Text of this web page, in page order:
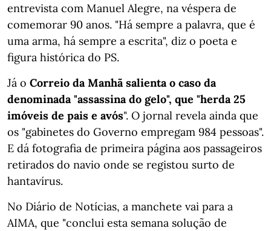
entrevista com Manuel Alegre, na véspera de
comemorar 90 anos. "Há sempre a palavra, que é
uma arma, há sempre a escrita", diz o poeta e
figura histórica do PS.
Já o Correio da Manhã salienta o caso da
denominada "assassina do gelo", que "herda 25
imóveis de pais e avós". O jornal revela ainda que
os "gabinetes do Governo empregam 984 pessoas".
E dá fotografia de primeira página aos passageiros
retirados do navio onde se registou surto de
hantavírus.
No Diário de Notícias, a manchete vai para a
AIMA, que "conclui esta semana solução de